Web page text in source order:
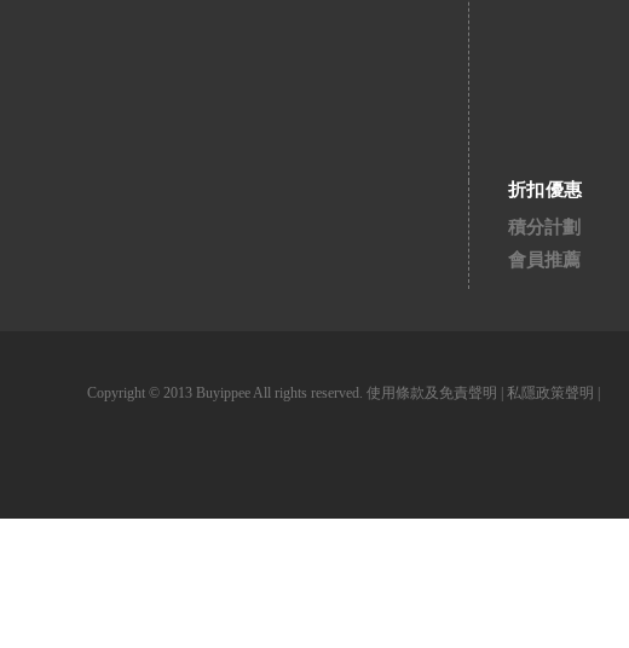
折扣優惠
積分計劃
會員推薦
Copyright © 2013 Buyippee All rights reserved. 使用條款及免責聲明 私隱政策聲明